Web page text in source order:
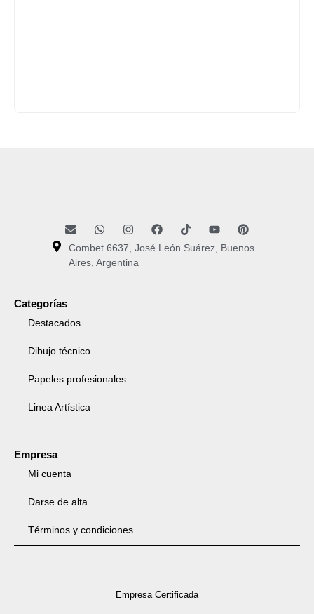
Combet 6637, José León Suárez, Buenos
Aires, Argentina
Categorías
Destacados
Dibujo técnico
Papeles profesionales
Linea Artística
Empresa
Mi cuenta
Darse de alta
Términos y condiciones
Empresa Certificada